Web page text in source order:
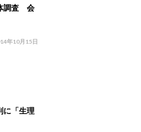
調査 会
年10月15日
に「生理